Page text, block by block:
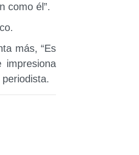
como él”.
más, “Es